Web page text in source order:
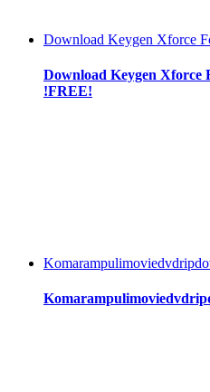
Download Keygen Xforce
Download Keygen Xforce
!FREE!